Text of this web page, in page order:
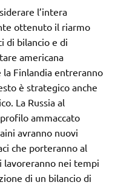
l’intera
ottenuto il riarmo
di bilancio e di
americana
Finlandia entreranno
è strategico anche
La Russia al
ammaccato
avranno nuovi
che porteranno al
lavoreranno nei tempi
di un bilancio di